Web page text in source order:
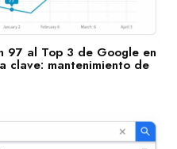
97 al Top 3 de Google en
clave: mantenimiento de